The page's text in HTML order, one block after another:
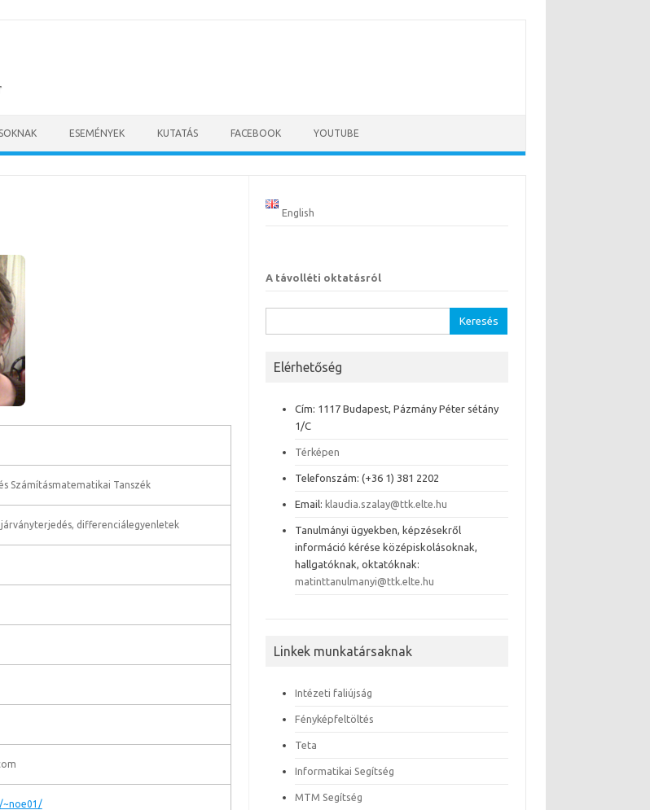
ESEMÉNYEK KUTATÁS FACEBOOK YOUTUBE
Számításmatematikai Tanszék
differenciálegyenletek
~noe01/
English
A távolléti oktatásról
Elérhetőség
Cím: 1117 Budapest, Pázmány Péter sétány
1/C
Térképen
Telefonszám: (+36 1) 381 2202
Email: klaudia.szalay@ttk.elte.hu
Tanulmányi ügyekben, képzésekről
információ kérése középiskolásoknak,
hallgatóknak, oktatóknak:
matinttanulmanyi@ttk.elte.hu
Linkek munkatársaknak
Intézeti faliújság
Fényképfeltöltés
Teta
Informatikai Segítség
MTM Segítség